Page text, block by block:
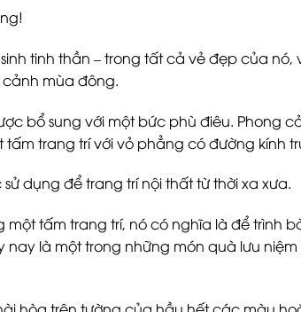
tinh thần – trong tất cả vẻ đẹp của nó,
mùa đông.
bổ sung với một bức phù điêu. Phong
trang trí với vỏ phẳng có đường kính
dụng để trang trí nội thất từ ​​thời xa xưa.
tấm trang trí, nó có nghĩa là để trình
nay là một trong những món quà lưu